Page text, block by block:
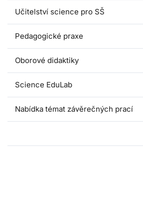
Učitelství science pro SŠ
Pedagogické praxe
Oborové didaktiky
Science EduLab
Nabídka témat závěrečných prací